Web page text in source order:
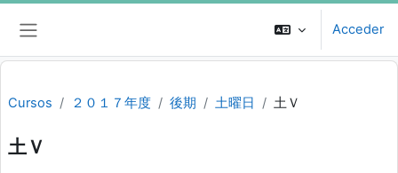
Salta al contenido principal
Acceder
Cursos ２０１７年度 後期 土曜日 土Ｖ
土Ｖ